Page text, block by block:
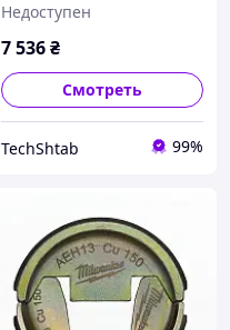
Недоступен
7 536₴
Смотреть
TechShtab 99%